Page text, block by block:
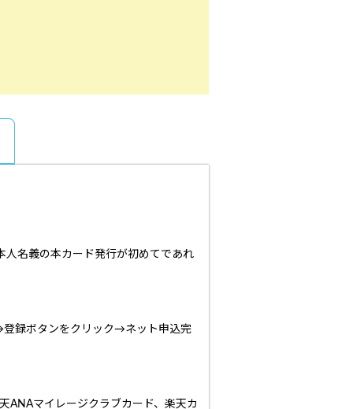
名義の本カード発行が初めてであれ
録ボタンをクリック→ネット申込完
ANAマイレージクラブカード、楽天カ